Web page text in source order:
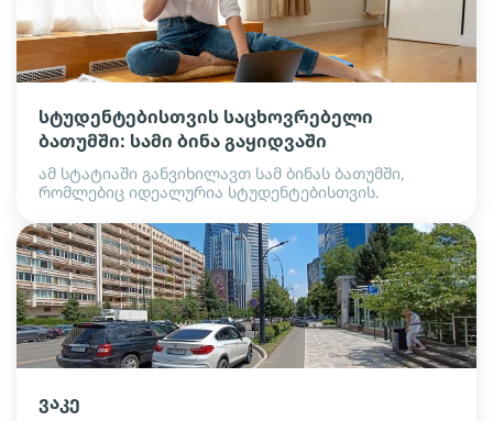
სტუდენტებისთვის საცხოვრებელი
ბათუმში: სამი ბინა გაყიდვაში
ამ სტატიაში განვიხილავთ სამ ბინას ბათუმში,
რომლებიც იდეალურია სტუდენტებისთვის.
ვაკე